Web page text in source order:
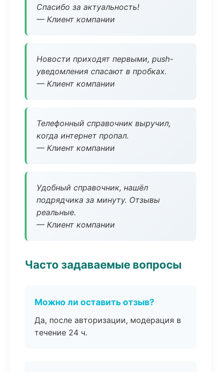
Спасибо за актуальность!
— Клиент компании
Новости приходят первыми, push-
уведомления спасают в пробках.
— Клиент компании
Телефонный справочник выручил,
когда интернет пропал.
— Клиент компании
Удобный справочник, нашёл
подрядчика за минуту. Отзывы
реальные.
— Клиент компании
Часто задаваемые вопросы
Можно ли оставить отзыв?
Да, после авторизации, модерация в
течение 24 ч.